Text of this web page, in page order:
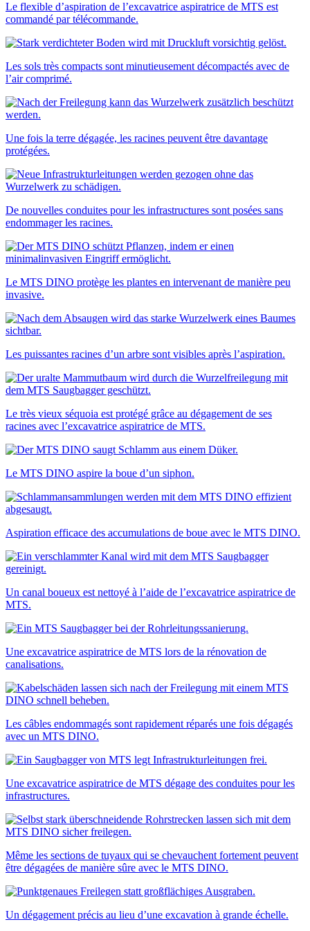
Le flexible d’aspiration de l’excavatrice aspiratrice de MTS est
commandé par télécommande.
Les sols très compacts sont minutieusement décompactés avec de
l’air comprimé.
Une fois la terre dégagée, les racines peuvent être davantage
protégées.
De nouvelles conduites pour les infrastructures sont posées sans
endommager les racines.
Le MTS DINO protège les plantes en intervenant de manière peu
invasive.
Les puissantes racines d’un arbre sont visibles après l’aspiration.
Le très vieux séquoia est protégé grâce au dégagement de ses
racines avec l’excavatrice aspiratrice de MTS.
Le MTS DINO aspire la boue d’un siphon.
Aspiration efficace des accumulations de boue avec le MTS DINO.
Un canal boueux est nettoyé à l’aide de l’excavatrice aspiratrice de
MTS.
Une excavatrice aspiratrice de MTS lors de la rénovation de
canalisations.
Les câbles endommagés sont rapidement réparés une fois dégagés
avec un MTS DINO.
Une excavatrice aspiratrice de MTS dégage des conduites pour les
infrastructures.
Même les sections de tuyaux qui se chevauchent fortement peuvent
être dégagées de manière sûre avec le MTS DINO.
Un dégagement précis au lieu d’une excavation à grande échelle.